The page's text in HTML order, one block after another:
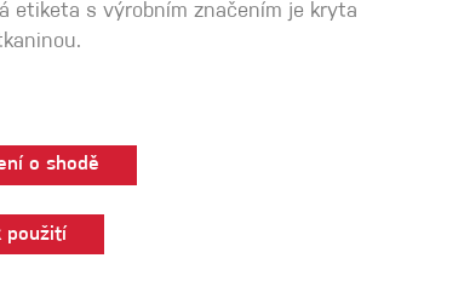
etiketa s výrobním značením je kryta
o shodě
použití